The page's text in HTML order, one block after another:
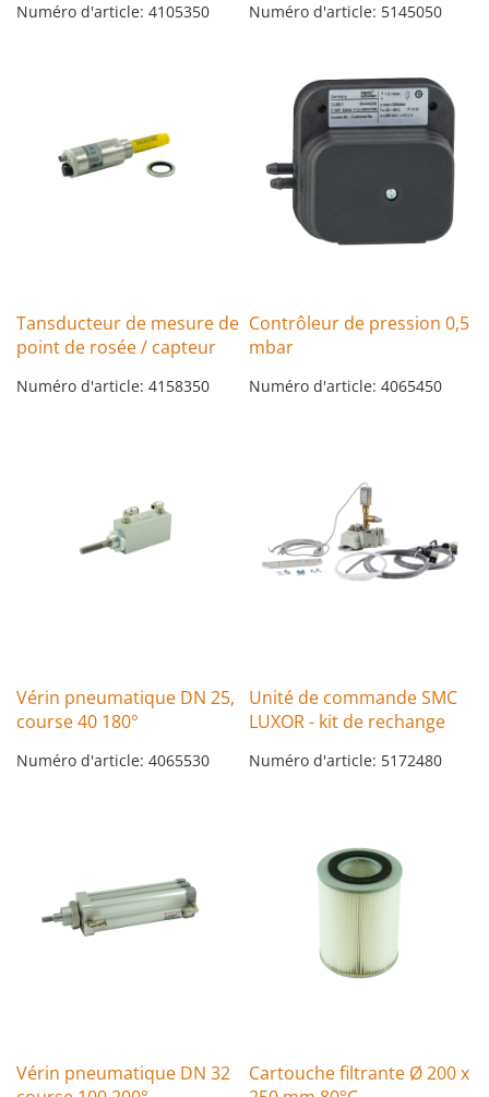
Numéro d'article: 4105350 Numéro d'article: 5145050
Tansducteur de mesure de
point de rosée / capteur
Numéro d'article: 4158350
Contrôleur de pression 0,5
mbar
Numéro d'article: 4065450
Vérin pneumatique DN 25,
course 40 180°
Numéro d'article: 4065530
Unité de commande SMC
LUXOR - kit de rechange
Numéro d'article: 5172480
Vérin pneumatique DN 32
Cartouche filtrante Ø 200 x